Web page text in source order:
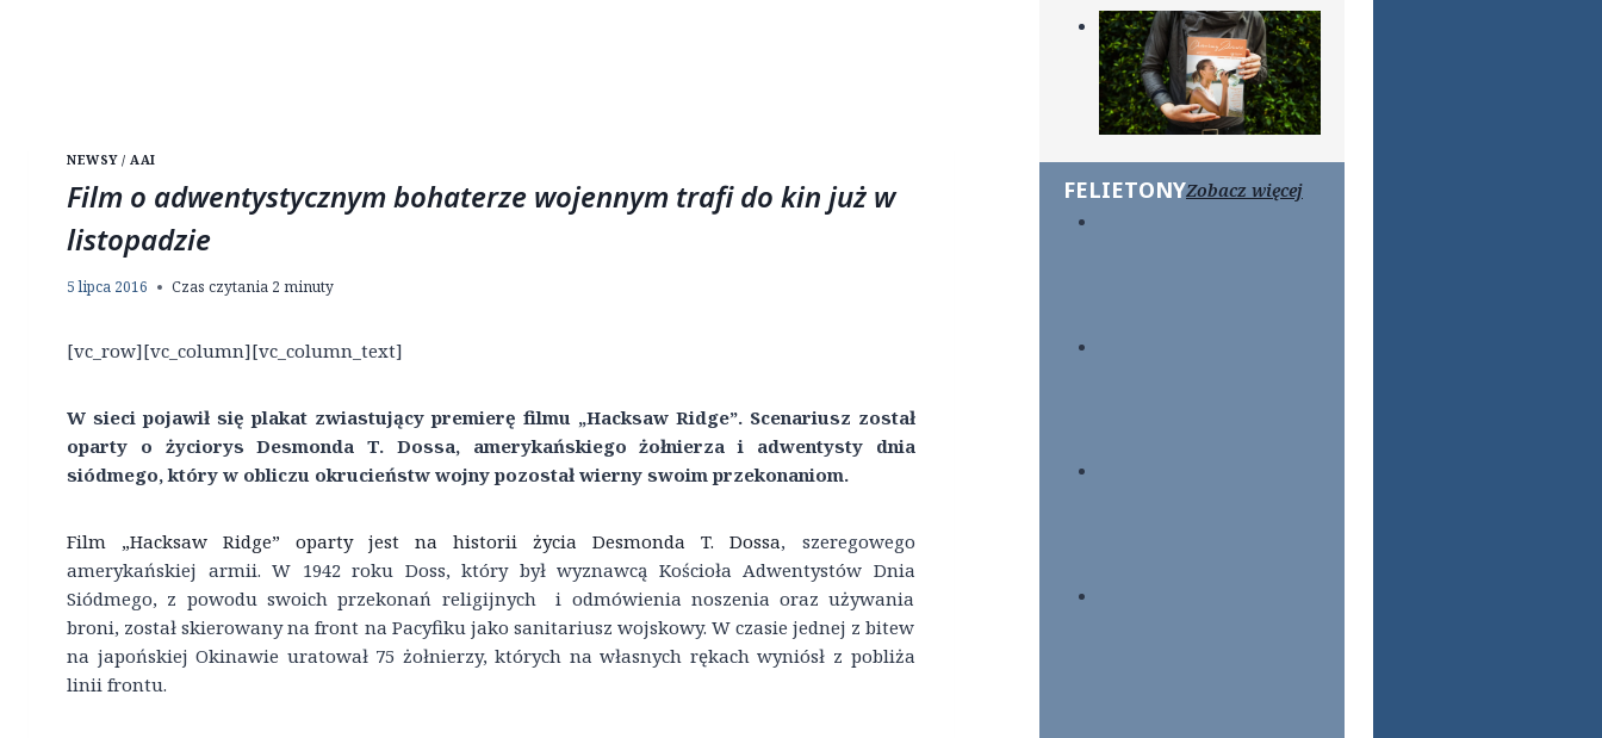
NEWSY / AAI
Film o adwentystycznym bohaterze wojennym trafi do kin już w
listopadzie
5 lipca 2016 Czas czytania 2 minuty
[vc_row][vc_column][vc_column_text]
W sieci pojawił się plakat zwiastujący premierę filmu „Hacksaw Ridge”. Scenariusz został
oparty o życiorys Desmonda T. Dossa, amerykańskiego żołnierza i adwentysty dnia
siódmego, który w obliczu okrucieństw wojny pozostał wierny swoim przekonaniom.
Film „Hacksaw Ridge” oparty jest na historii życia Desmonda T. Dossa, szeregowego
amerykańskiej armii. W 1942 roku Doss, który był wyznawcą Kościoła Adwentystów Dnia
Siódmego, z powodu swoich przekonań religijnych i odmówienia noszenia oraz używania
broni, został skierowany na front na Pacyfiku jako sanitariusz wojskowy. W czasie jednej z bitew
na japońskiej Okinawie uratował 75 żołnierzy, których na własnych rękach wyniósł z pobliża
linii frontu.
FELIETONYZobacz więcej